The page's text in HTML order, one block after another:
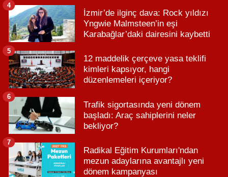
İzmir’de ilginç dava: Rock yıldızı
Yngwie Malmsteen’in eşi
Karabağlar’daki dairesini kaybetti
4
12 maddelik çerçeve yasa teklifi
kimleri kapsıyor, hangi
düzenlemeleri içeriyor?
5
Trafik sigortasında yeni dönem
başladı: Araç sahiplerini neler
bekliyor?
6
Radikal Eğitim Kurumları'ndan
mezun adaylarına avantajlı yeni
dönem kampanyası
7